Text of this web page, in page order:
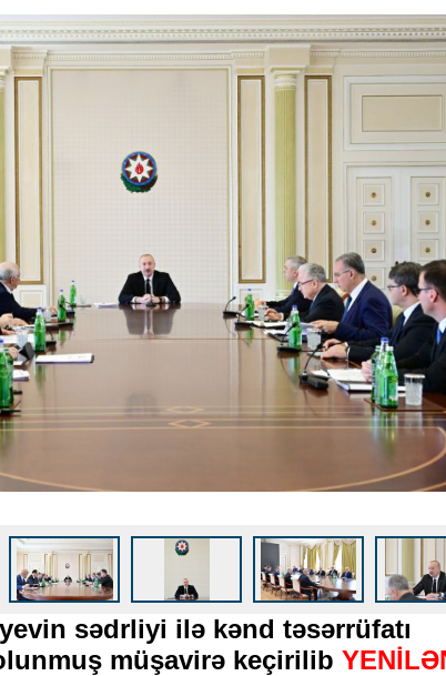
sədrliyi ilə kənd təsərrüfatı
müşavirə keçirilib